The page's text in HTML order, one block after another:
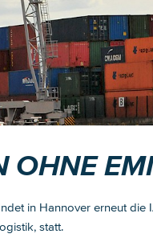
OHNE
in Hannover erneut die
statt.